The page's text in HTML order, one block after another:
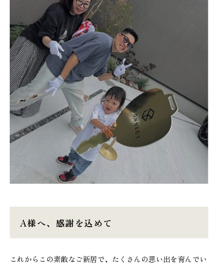
A様へ、感謝を込めて
これからこの素敵なご新居で、たくさんの思い出を育んでい